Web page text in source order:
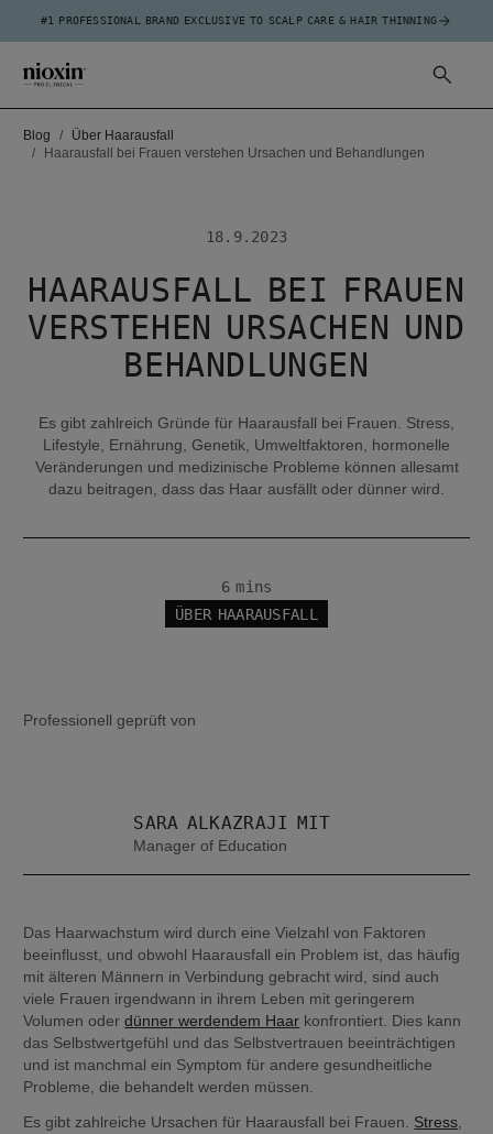
#1 PROFESSIONAL BRAND EXCLUSIVE TO SCALP CARE & HAIR THINNING
Blog
Über Haarausfall
Haarausfall bei Frauen verstehen Ursachen und Behandlungen
18.9.2023
HAARAUSFALL BEI FRAUEN
VERSTEHEN URSACHEN UND
BEHANDLUNGEN
Es gibt zahlreich Gründe für Haarausfall bei Frauen. Stress,
Lifestyle, Ernährung, Genetik, Umweltfaktoren, hormonelle
Veränderungen und medizinische Probleme können allesamt
dazu beitragen, dass das Haar ausfällt oder dünner wird.
ÜBER HAARAUSFALL
6 mins
Professionell geprüft von
SARA ALKAZRAJI MIT
Manager of Education
Das Haarwachstum wird durch eine Vielzahl von Faktoren
beeinflusst, und obwohl Haarausfall ein Problem ist, das häufig
mit älteren Männern in Verbindung gebracht wird, sind auch
viele Frauen irgendwann in ihrem Leben mit geringerem
Volumen oder dünner werdendem Haar konfrontiert. Dies kann
das Selbstwertgefühl und das Selbstvertrauen beeinträchtigen
und ist manchmal ein Symptom für andere gesundheitliche
Probleme, die behandelt werden müssen.
Es gibt zahlreiche Ursachen für Haarausfall bei Frauen. Stress